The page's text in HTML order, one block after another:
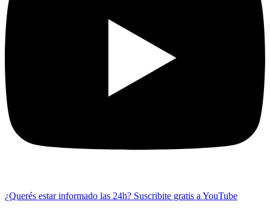
¿Querés estar informado las 24h? Suscribite gratis a YouTube